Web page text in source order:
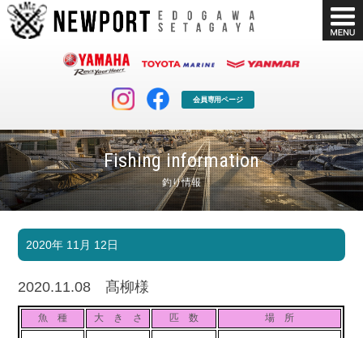
会員専用ページ
Fishing information
釣り情報
マリンクラブ
マリンライフを堪能したい！
ボート販売
ボート免許
長年の実績と信頼！
店舗情報 公式ブログ
2020年 11月 12日
2020.11.08 髙柳様
魚 種 大 き さ 匹 数 場 所